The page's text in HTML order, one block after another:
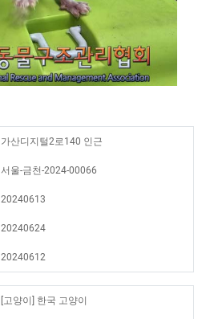
가산디지털2로140 인근
서울-금천-2024-00066
20240613
20240624
20240612
[고양이] 한국 고양이